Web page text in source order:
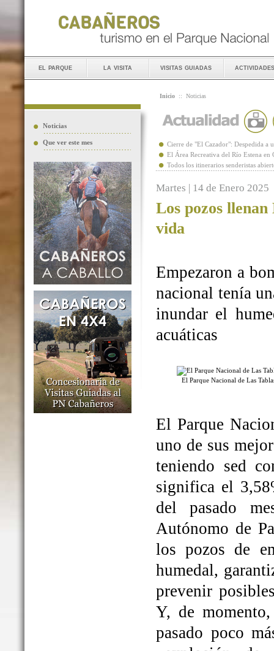
el parque la visita visitas guiadas actividades
Noticias
Que ver este mes
Inicio :: Noticias
Cierre de "El Cazador": Despedida a
El Área Recreativa del Río Estena
Todos los itinerarios senderistas
Martes | 14 de Enero 2025
Los pozos
vida
Empezaron a
nacional tenía
inundar el
acuáticas
El Parque Nacional de Las
El Parque
uno de sus
teniendo sed
significa el
del pasado
Autónomo de
los pozos de
humedal,
prevenir
Y, de
pasado poco